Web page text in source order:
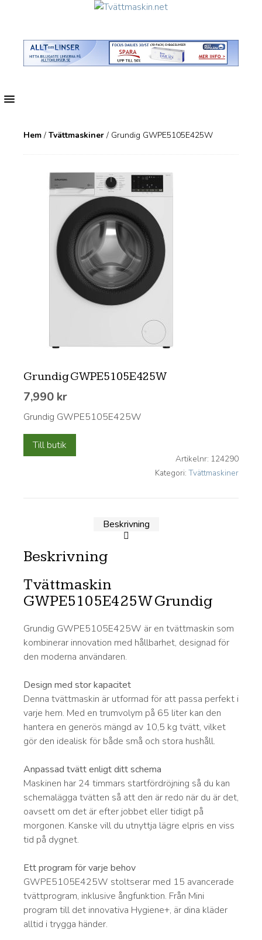
MENU
Hem/ Tvättmaskiner/ Grundig GWPE5105E425W
Grundig GWPE5105E425W
7,990 kr
Grundig GWPE5105E425W
Till butik
Artikelnr: 124290
Kategori: Tvättmaskiner
Beskrivning
Beskrivning
Tvättmaskin
GWPE5105E425W Grundig
Grundig GWPE5105E425W är en tvättmaskin som
kombinerar innovation med hållbarhet, designad för
den moderna användaren.
Design med stor kapacitet
Denna tvättmaskin är utformad för att passa perfekt i
varje hem. Med en trumvolym på 65 liter kan den
hantera en generös mängd av 10,5 kg tvätt, vilket
gör den idealisk för både små och stora hushåll.
Anpassad tvätt enligt ditt schema
Maskinen har 24 timmars startfördröjning så du kan
schemalägga tvätten så att den är redo när du är det,
oavsett om det är efter jobbet eller tidigt på
morgonen. Kanske vill du utnyttja lägre elpris en viss
tid på dygnet.
Ett program för varje behov
GWPE5105E425W stoltserar med 15 avancerade
tvättprogram, inklusive ångfunktion. Från Mini
program till det innovativa Hygiene+, är dina kläder
alltid i trygga händer.